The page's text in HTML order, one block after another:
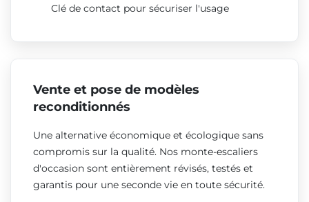
Clé de contact pour sécuriser l'usage
Vente et pose de modèles
reconditionnés
Une alternative économique et écologique sans
compromis sur la qualité. Nos monte-escaliers
d'occasion sont entièrement révisés, testés et
garantis pour une seconde vie en toute sécurité.